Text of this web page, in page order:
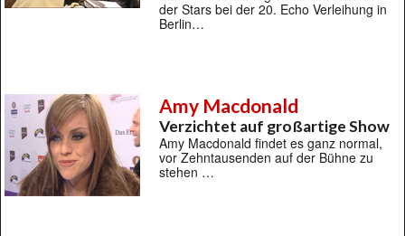
der Stars bei der 20. Echo Verleihung in
Berlin…
Amy Macdonald
Verzichtet auf großartige Show
Amy Macdonald findet es ganz normal,
vor Zehntausenden auf der Bühne zu
stehen …